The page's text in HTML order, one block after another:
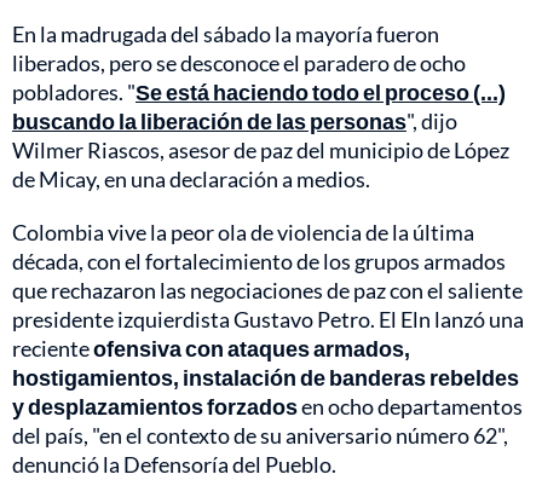
En la madrugada del sábado la mayoría fueron
liberados, pero se desconoce el paradero de ocho
pobladores. "Se está haciendo todo el proceso (...)
buscando la liberación de las personas", dijo
Wilmer Riascos, asesor de paz del municipio de López
de Micay, en una declaración a medios.
Colombia vive la peor ola de violencia de la última
década, con el fortalecimiento de los grupos armados
que rechazaron las negociaciones de paz con el saliente
presidente izquierdista Gustavo Petro. El Eln lanzó una
recienteofensiva con ataques armados,
hostigamientos, instalación de banderas rebeldes
y desplazamientos forzadosen ocho departamentos
del país, "en el contexto de su aniversario número 62",
denunció la Defensoría del Pueblo.